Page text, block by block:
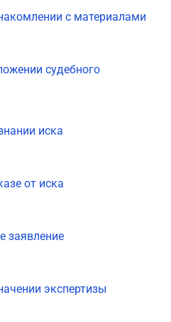
с материалами
судебного
иска
от иска
заявление
экспертизы